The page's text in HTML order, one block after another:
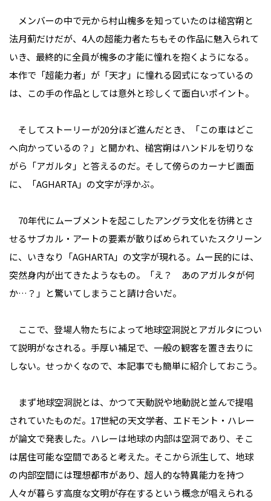
メンバーの中で元から村山槐多を知っていたのは槌宮朔と
法月薊だけだが、4人の超能力者たちもその作品に魅入られて
いき、最終的に全員が槐多の才能に憧れを抱くようになる。
本作で「超能力者」が「天才」に憧れる図式になっているの
は、この手の作品としては意外と珍しくて面白いポイント。
そしてストーリーが20分ほど進んだとき、「この車はどこ
へ向かっているの？」と聞かれ、槌宮朔はハンドルを切りな
がら「アガルタ」と答えるのだ。そして傍らのカーナビ画面
に、「AGHARTA」の文字が浮かぶ。
70年代にムーブメントを起こしたアングラ文化を彷彿とさ
せるサブカル・アートの要素が散りばめられていたスクリーン
に、いきなり「AGHARTA」の文字が現れる。ムー民的には、
突然身内が出てきたようなもの。「え？ あのアガルタが何
か…？」と驚いてしまうこと請け合いだ。
ここで、登場人物たちによって地球空洞説とアガルタについ
て説明がなされる。手厚い補足で、一般の観客を置き去りに
しない。せっかくなので、本記事でも簡単に紹介しておこう。
まず地球空洞説とは、かつて天動説や地動説と並んで提唱
されていたものだ。17世紀の天文学者、エドモント・ハレー
が論文で発表した。ハレーは地球の内部は空洞であり、そこ
は居住可能な空間であると考えた。そこから派生して、地球
の内部空間には理想都市があり、超人的な特異能力を持つ
人々が暮らす高度な文明が存在するという概念が唱えられる